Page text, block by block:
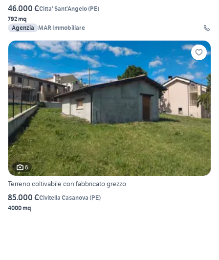
46.000 €Citta' Sant'Angelo(PE)
792 mq
Agenzia MAR Immobiliare
6
Terreno coltivabile con fabbricato grezzo
85.000 €Civitella Casanova (PE)
4000 mq